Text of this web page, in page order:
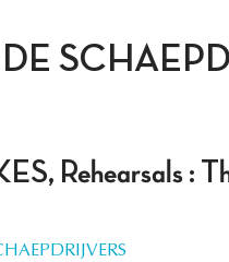
DE
Rehearsals :